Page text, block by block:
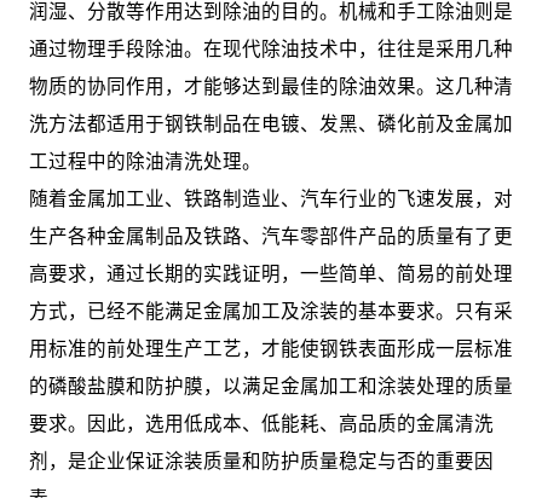
润湿、分散等作用达到除油的目的。机械和手工除油则是
通过物理手段除油。在现代除油技术中，往往是采用几种
物质的协同作用，才能够达到最佳的除油效果。这几种清
洗方法都适用于钢铁制品在电镀、发黑、磷化前及金属加
工过程中的除油清洗处理。
随着金属加工业、铁路制造业、汽车行业的飞速发展，对
生产各种金属制品及铁路、汽车零部件产品的质量有了更
高要求，通过长期的实践证明，一些简单、简易的前处理
方式，已经不能满足金属加工及涂装的基本要求。只有采
用标准的前处理生产工艺，才能使钢铁表面形成一层标准
的磷酸盐膜和防护膜，以满足金属加工和涂装处理的质量
要求。因此，选用低成本、低能耗、高品质的金属清洗
剂，是企业保证涂装质量和防护质量稳定与否的重要因